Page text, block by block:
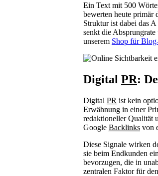
Ein Text mit 500
bewerten heute primär
Struktur ist dabei das
senkt die
unserem Shop für
Digital PR:
Digital PR ist kein
Erwähnung in einer
redaktioneller Qualität
Google Backlinks von
Diese Signale wirken
sie beim Endkunden
bevorzugen, die in
zentralen Faktor für